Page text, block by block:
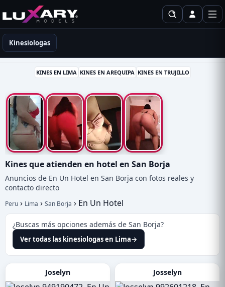
Kinesiólogas en Perú
Kinesiologas
KINES EN LIMA KINES EN AREQUIPA KINES EN TRUJILLO
Kines que atienden en hotel en San Borja
Anuncios de En Un Hotel en San Borja con fotos reales y
contacto directo
Peru › Lima › San Borja › En Un Hotel
¿Buscas más opciones además de San Borja?
Ver todas las kinesiologas en Lima→
Joselyn Josselyn